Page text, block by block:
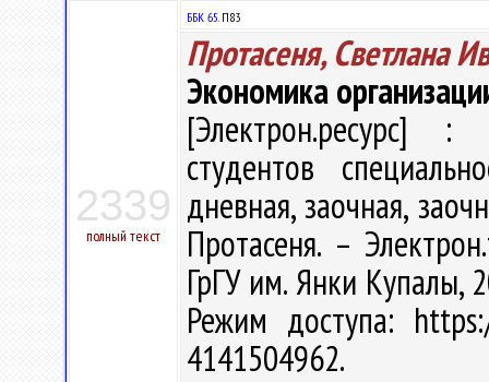
2339
полный текст
ББК 65.П83
Протасеня, Светлана
Экономика
[Электрон.ресурс] :
студентов
дневная, заочная,
Протасеня. –
ГрГУ им. Янки Купалы,
Режим доступа:
4141504962.